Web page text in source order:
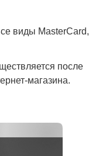
виды MasterCard,
после
магазина.